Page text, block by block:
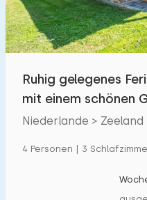
Ruhig gelegenes
mit einem schönen
Niederlande > Zeeland
4 Personen | 3